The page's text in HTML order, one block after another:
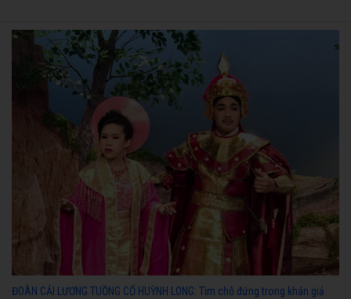
ĐOÀN CẢI LƯƠNG TUỒNG CỔ HUỲNH LONG: Tìm chỗ đứng trong khán giả